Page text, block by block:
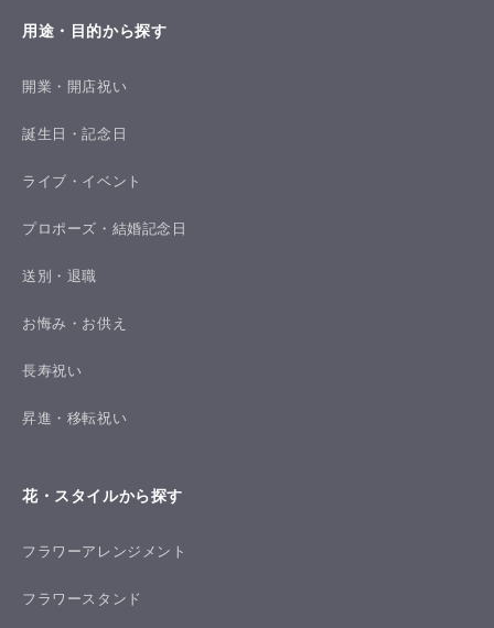
用途・目的から探す
開業・開店祝い
誕生日・記念日
ライブ・イベント
プロポーズ・結婚記念日
送別・退職
お悔み・お供え
長寿祝い
昇進・移転祝い
花・スタイルから探す
フラワーアレンジメント
フラワースタンド